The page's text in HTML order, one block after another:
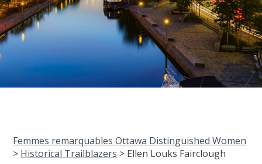
Femmes remarquables Ottawa Distinguished Women
> Historical Trailblazers > Ellen Louks Fairclough